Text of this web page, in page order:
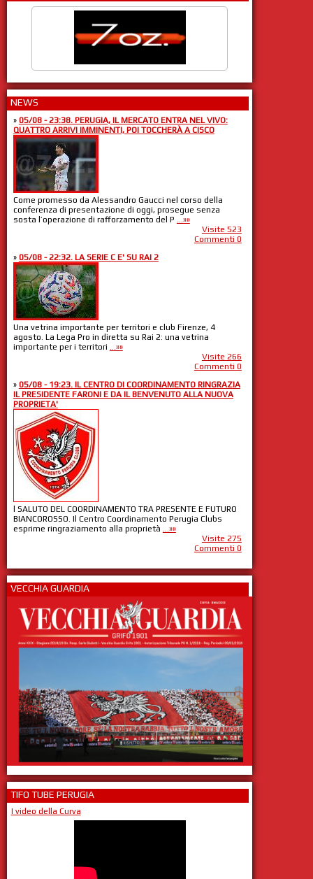
NEWS
» 05/08 - 23:38. PERUGIA, IL MERCATO ENTRA NEL VIVO:
QUATTRO ARRIVI IMMINENTI, POI TOCCHERÀ A CISCO
Come promesso da Alessandro Gaucci nel corso della
conferenza di presentazione di oggi, prosegue senza
sosta l’operazione di rafforzamento del P ...»»
Visite 523
Commenti 0
» 05/08 - 22:32. LA SERIE C E' SU RAI 2
Una vetrina importante per territori e club Firenze, 4
agosto. La Lega Pro in diretta su Rai 2: una vetrina
importante per i territori ...»»
Visite 266
Commenti 0
» 05/08 - 19:23. IL CENTRO DI COORDINAMENTO RINGRAZIA
IL PRESIDENTE FARONI E DA IL BENVENUTO ALLA NUOVA
PROPRIETA'
l SALUTO DEL COORDINAMENTO TRA PRESENTE E FUTURO
BIANCOROSSO. Il Centro Coordinamento Perugia Clubs
esprime ringraziamento alla proprietà ...»»
Visite 275
Commenti 0
VECCHIA GUARDIA
TIFO TUBE PERUGIA
I video della Curva